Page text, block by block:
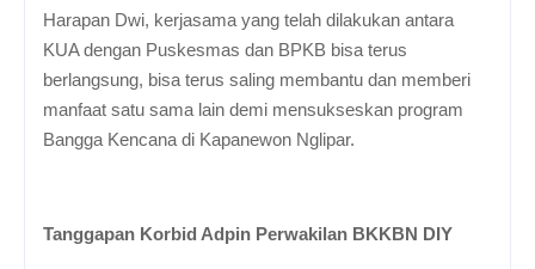
Harapan Dwi, kerjasama yang telah dilakukan antara
KUA dengan Puskesmas dan BPKB bisa terus
berlangsung, bisa terus saling membantu dan memberi
manfaat satu sama lain demi mensukseskan program
Bangga Kencana di Kapanewon Nglipar.
Tanggapan Korbid Adpin Perwakilan BKKBN DIY